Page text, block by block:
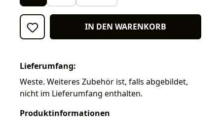
IN DEN WARENKORB
Lieferumfang:
Weste. Weiteres Zubehör ist, falls abgebildet,
nicht im Lieferumfang enthalten.
Produktinformationen